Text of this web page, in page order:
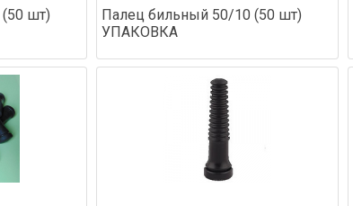
шт)
Палец бильный 50/10 (50 шт)
УПАКОВКА